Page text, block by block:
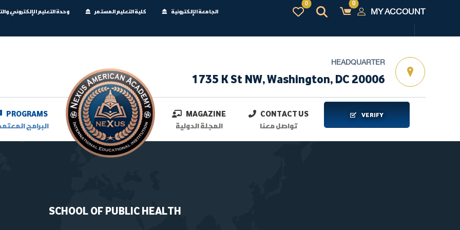
وحدة التعليم الإلكتروني كلية التعليم المستمر الجامعة الإلكترونية MY ACCOUNT
HEADQUARTER
1735 K St NW, Washington, DC 20006
PROGRAMS
البرامج
MAGAZINE
المجلة الدولية
CONTACT US
تواصل معنا
VERIFY
SCHOOL OF PUBLIC HEALTH